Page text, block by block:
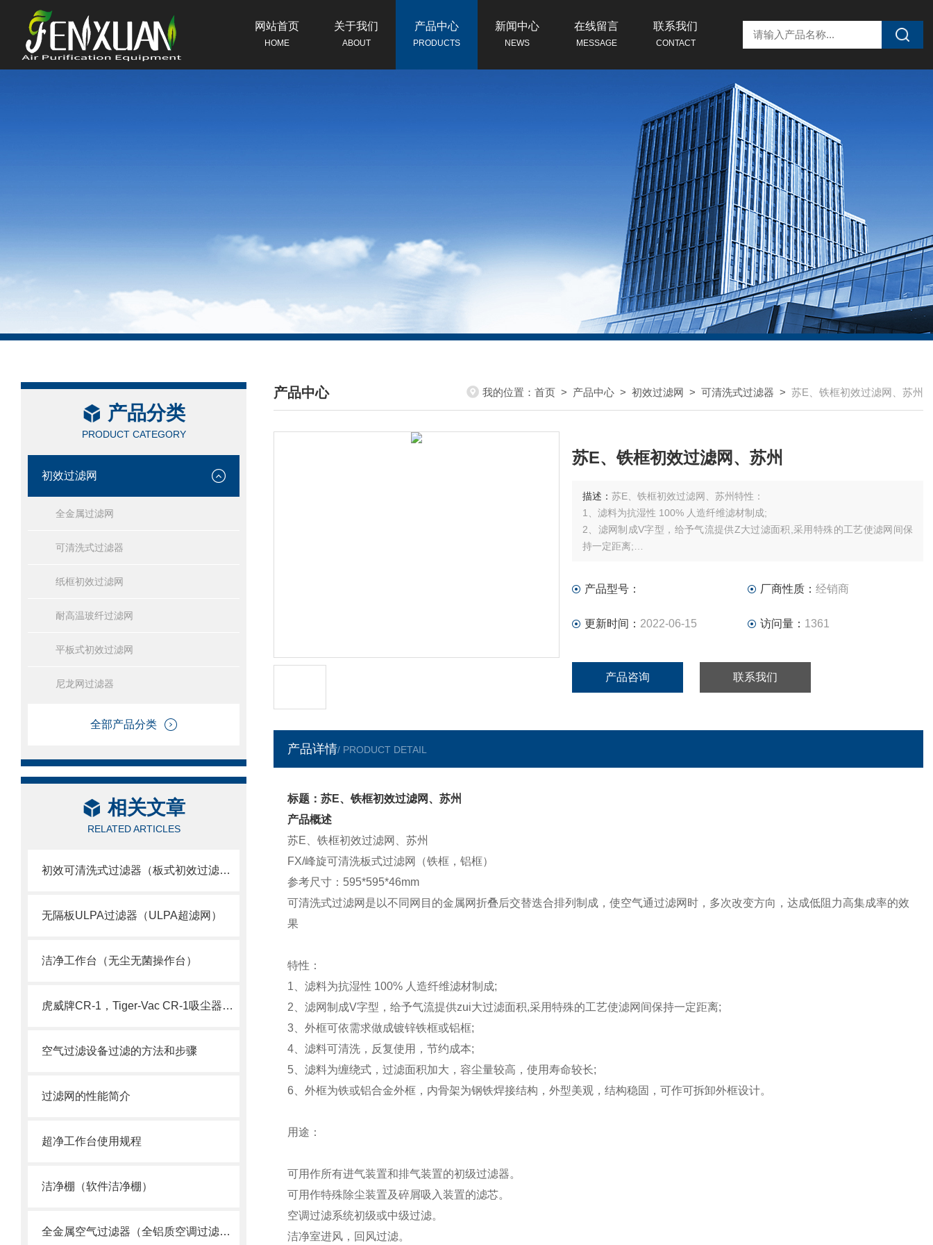
网站首页
HOME
关于我们
ABOUT
产品中心
PRODUCTS
新闻中心
NEWS
在线留言
MESSAGE
联系我们
CONTACT
产品分类
PRODUCT CATEGORY
初效过滤网
全金属过滤网
可清洗式过滤器
纸框初效过滤网
耐高温玻纤过滤网
平板式初效过滤网
尼龙网过滤器
全部产品分类
相关文章
RELATED ARTICLES
初效可清洗式过滤器（板式初效过滤网）
无隔板ULPA过滤器（ULPA超滤网）
洁净工作台（无尘无菌操作台）
虎威牌CR-1，Tiger-Vac CR-1吸尘器（含HEPA）
空气过滤设备过滤的方法和步骤
过滤网的性能简介
超净工作台使用规程
洁净棚（软件洁净棚）
全金属空气过滤器（全铝质空调过滤网）
产品中心
/ PRODUCTS CENTER
我的位置： 首页 > 产品中心 > 初效过滤网 > 可清洗式过滤器 > 苏E、铁框初效过滤网、苏州
苏E、铁框初效过滤网、苏州
描述： 苏E、铁框初效过滤网、苏州特性：
1、滤料为抗湿性 100% 人造纤维滤材制成;
2、滤网制成V字型，给予气流提供Z大过滤面积,采用特殊的工艺使滤网间保
持一定距离;
5、滤料为缠绕式，过滤面积加大，容尘量较高，使用寿命较长;
可作可拆卸外框设
产品型号： 厂商性质： 经销商
更新时间： 2022-06-15 访问量： 1361
产品咨询 联系我们
产品详情/ PRODUCT DETAIL
标题：苏E、铁框初效过滤网、苏州
产品概述
苏E、铁框初效过滤网、苏州
FX/峰旋可清洗板式过滤网（铁框，铝框）
参考尺寸：595*595*46mm
可清洗式过滤网是以不同网目的金属网折叠后交替迭合排列制成，使空气通过滤网时，多次改变方向，达成低阻力高集成率的效
果
特性：
1、滤料为抗湿性 100% 人造纤维滤材制成;
2、滤网制成V字型，给予气流提供zui大过滤面积,采用特殊的工艺使滤网间保持一定距离;
3、外框可依需求做成镀锌铁框或铝框;
4、滤料可清洗，反复使用，节约成本;
5、滤料为缠绕式，过滤面积加大，容尘量较高，使用寿命较长;
6、外框为铁或铝合金外框，内骨架为钢铁焊接结构，外型美观，结构稳固，可作可拆卸外框设计。
用途：
可用作所有进气装置和排气装置的初级过滤器。
可用作特殊除尘装置及碎屑吸入装置的滤芯。
空调过滤系统初级或中级过滤。
洁净室进风，回风过滤。